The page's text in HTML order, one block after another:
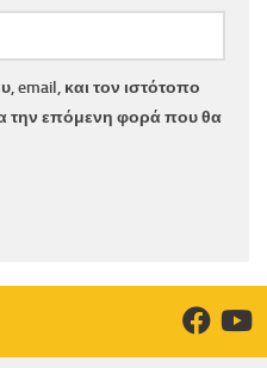
και τον ιστότοπο
την επόμενη φορά που θα